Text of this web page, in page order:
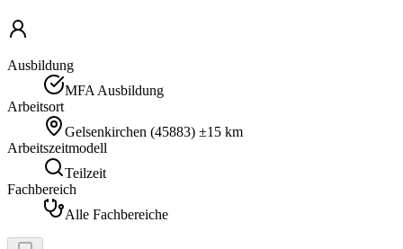
Ausbildung
MFA Ausbildung
Arbeitsort
Gelsenkirchen (45883) ±15 km
Arbeitszeitmodell
Teilzeit
Fachbereich
Alle Fachbereiche